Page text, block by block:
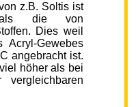
z.B. Soltis ist
als die von
Dies weil
Gewebes
angebracht ist.
höher als bei